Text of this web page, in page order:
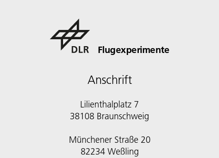
Flugexperimente
Anschrift
Lilienthalplatz 7
38108 Braunschweig
Münchener Straße 20
82234 Weßling